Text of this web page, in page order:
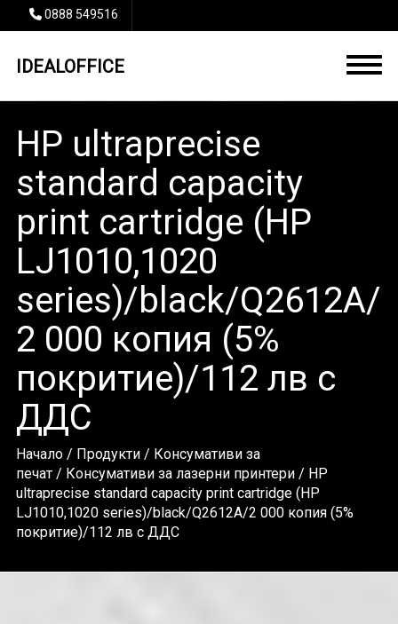
0888 549516
IDEALOFFICE
HP ultraprecise
standard capacity
print cartridge (HP
LJ1010,1020
series)/black/Q2612A/
2 000 кoпия (5%
покритие)/112 лв с
ДДС
Начало/ Продукти/ Консумативи за
печат/ Консумативи за лазерни принтери/ HP
ultraprecise standard capacity print cartridge (HP
LJ1010,1020 series)/black/Q2612A/2 000 кoпия (5%
покритие)/112 лв с ДДС